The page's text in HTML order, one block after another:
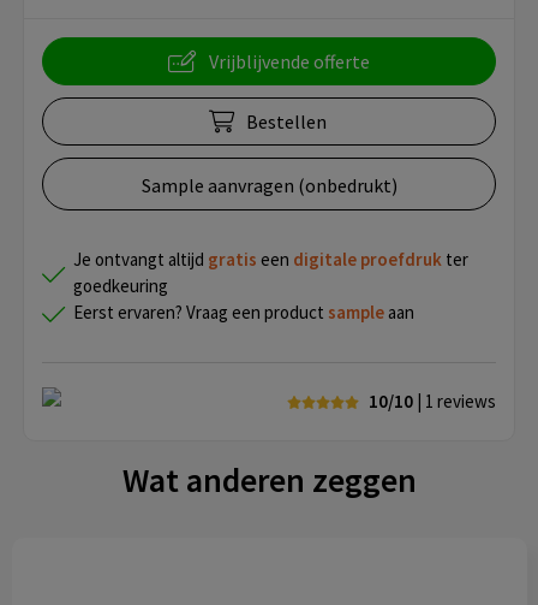
Vrijblijvende offerte
Bestellen
Sample aanvragen (onbedrukt)
Je ontvangt altijd gratis een digitale proefdruk ter
goedkeuring
Eerst ervaren? Vraag een product sample aan
10/10 | 1 reviews
Wat anderen zeggen